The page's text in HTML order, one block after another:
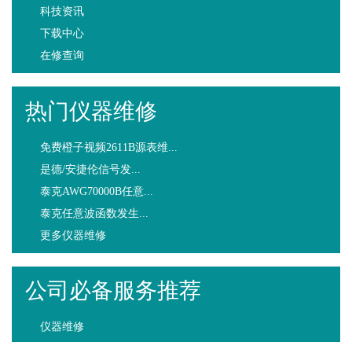
科技资讯
下载中心
在修查询
热门仪器维修
免费橙子视频2611B源表维...
是德/安捷伦信号发...
泰克AWG70000B任意...
泰克任意波函数发生...
更多仪器维修
公司必备服务推荐
仪器维修